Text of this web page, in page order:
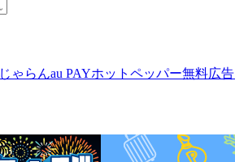
じゃらんau PAYホットペッパー無料広告